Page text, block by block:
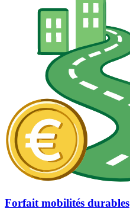
Forfait mobilités durables